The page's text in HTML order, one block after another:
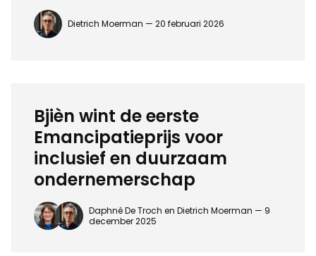
Dietrich Moerman — 20 februari 2026
Bjièn wint de eerste
Emancipatieprijs voor
inclusief en duurzaam
ondernemerschap
Daphné De Troch en Dietrich Moerman — 9
december 2025